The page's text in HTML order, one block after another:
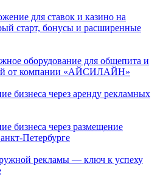
для ставок и казино на
старт, бонусы и расширенные
оборудование для общепита и
от компании «АЙСИЛАЙН»
бизнеса через аренду рекламных
бизнеса через размещение
Петербурге
рекламы — ключ к успеху